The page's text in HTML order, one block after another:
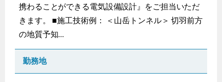
携わることができる電気設備設計』をご担当いただ
きます。 ■施工技術例： ＜山岳トンネル＞ 切羽前方
の地質予知...
勤務地